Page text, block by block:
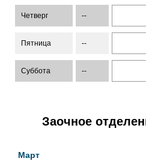
Четверг --
Пятница --
Суббота --
Заочное
Март